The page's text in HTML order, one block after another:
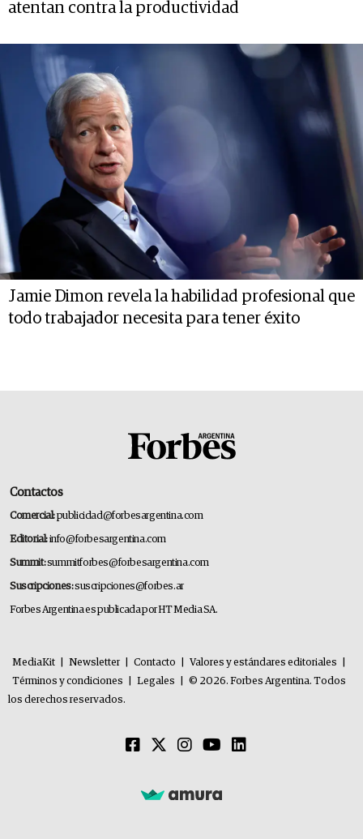
atentan contra la productividad
Jamie Dimon revela la habilidad profesional que
todo trabajador necesita para tener éxito
Contactos
Comercial:publicidad@forbesargentina.com
Editorial:info@forbesargentina.com
Summit:summitforbes@forbesargentina.com
Suscripciones:suscripciones@forbes.ar
Forbes Argentina es publicada por HT Media SA.
MediaKit Newsletter Contacto Valores y estándares editoriales
Términos y condiciones
Legales
© 2026. Forbes Argentina. Todos
los derechos reservados.